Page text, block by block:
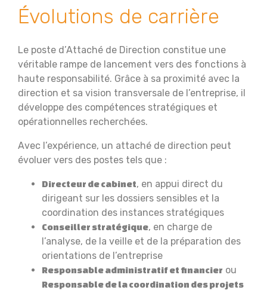
Évolutions de carrière
Le poste d’Attaché de Direction constitue une
véritable rampe de lancement vers des fonctions à
haute responsabilité. Grâce à sa proximité avec la
direction et sa vision transversale de l’entreprise, il
développe des compétences stratégiques et
opérationnelles recherchées.
Avec l’expérience, un attaché de direction peut
évoluer vers des postes tels que :
Directeur de cabinet, en appui direct du
dirigeant sur les dossiers sensibles et la
coordination des instances stratégiques
Conseiller stratégique, en charge de
l’analyse, de la veille et de la préparation des
orientations de l’entreprise
Responsable administratif et financier ou
Responsable de la coordination des projets